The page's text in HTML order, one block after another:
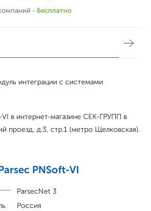
- Бесплатно
интеграции с системами
VI в интернет-магазине СЕК-ГРУПП в
проезд, д.3, стр.1 (метро Щелковская).
PNSoft-VI
ParsecNet 3
Россия